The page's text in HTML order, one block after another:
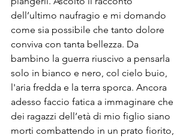
dell’ultimo naufragio e mi domando
come sia possibile che tanto dolore
conviva con tanta bellezza. Da
bambino la guerra riuscivo a pensarla
solo in bianco e nero, col cielo buio,
l'aria fredda e la terra sporca. Ancora
adesso faccio fatica a immaginare che
dei ragazzi dell’età di mio figlio siano
morti combattendo in un prato fiorito,